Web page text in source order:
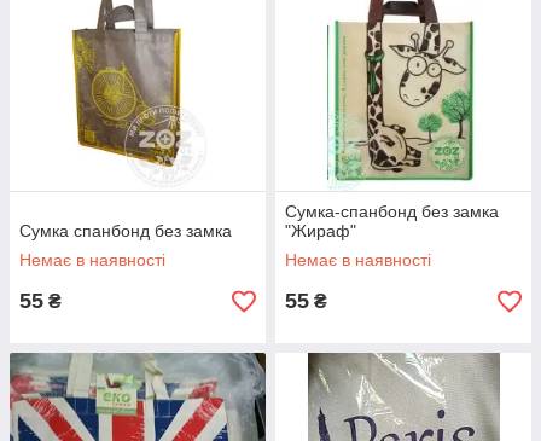
Сумка спанбонд без замка
Немає в наявності
55 ₴
Сумка-спанбонд без замка
"Жираф"
Немає в наявності
55 ₴